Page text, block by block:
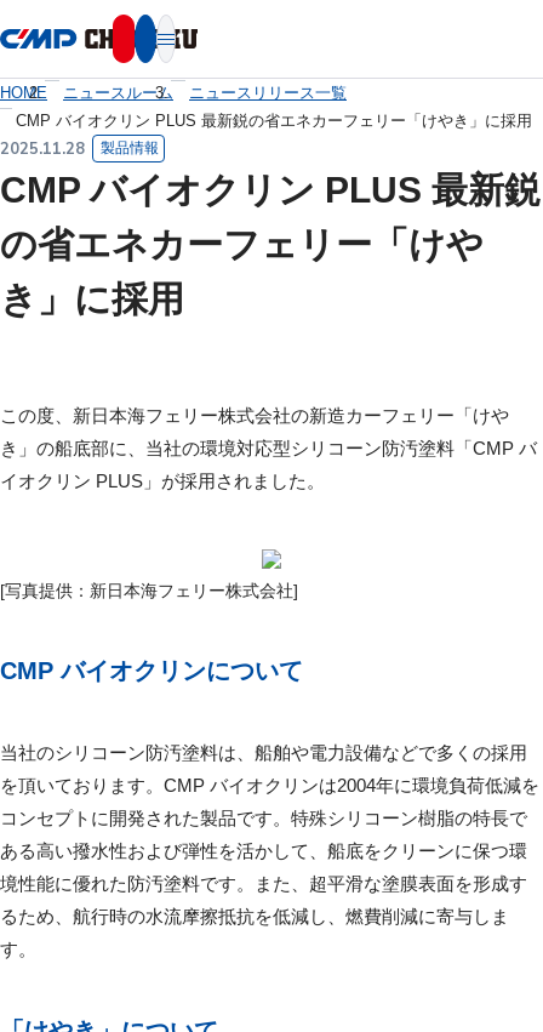
HOME ニュースルーム
ニュースリリース一覧
CMP バイオクリン PLUS 最新鋭の省エネカーフェリー「けやき」に採用
2025.11.28 製品情報
CMP バイオクリン PLUS 最新鋭
の省エネカーフェリー「けや
き」に採用
この度、新日本海フェリー株式会社の新造カーフェリー「けや
き」の船底部に、当社の環境対応型シリコーン防汚塗料「CMP バ
イオクリン PLUS」が採用されました。
[写真提供：新日本海フェリー株式会社]
CMP バイオクリンについて
当社のシリコーン防汚塗料は、船舶や電力設備などで多くの採用
を頂いております。CMP バイオクリンは2004年に環境負荷低減を
コンセプトに開発された製品です。特殊シリコーン樹脂の特長で
ある高い撥水性および弾性を活かして、船底をクリーンに保つ環
境性能に優れた防汚塗料です。また、超平滑な塗膜表面を形成す
るため、航行時の水流摩擦抵抗を低減し、燃費削減に寄与しま
す。